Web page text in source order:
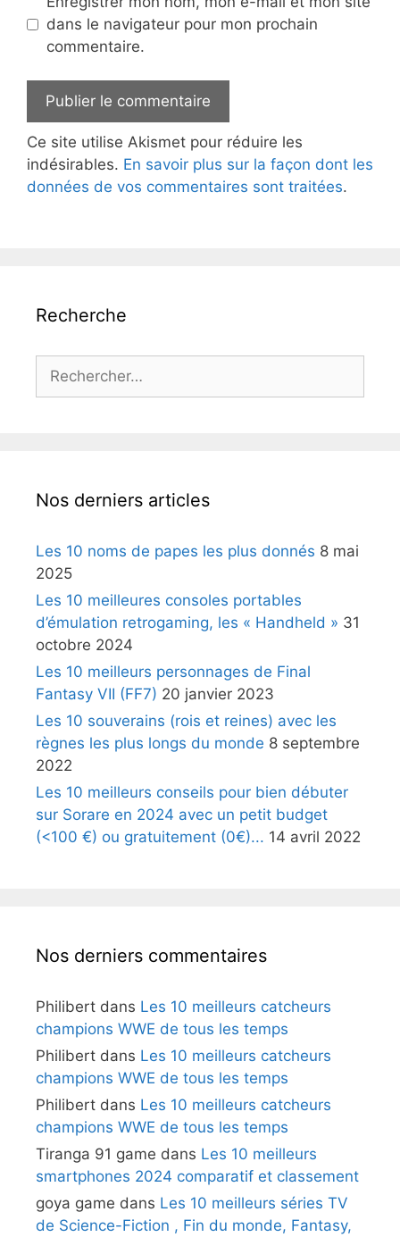
dans le navigateur pour mon prochain
commentaire.
Ce site utilise Akismet pour réduire les
indésirables. En savoir plus sur la façon dont les
données de vos commentaires sont traitées.
Recherche
Nos derniers articles
Les 10 noms de papes les plus donnés 8 mai
2025
Les 10 meilleures consoles portables
d’émulation retrogaming, les « Handheld » 31
octobre 2024
Les 10 meilleurs personnages de Final
Fantasy VII (FF7) 20 janvier 2023
Les 10 souverains (rois et reines) avec les
règnes les plus longs du monde 8 septembre
2022
Les 10 meilleurs conseils pour bien débuter
sur Sorare en 2024 avec un petit budget
(<100 €) ou gratuitement (0€)... 14 avril 2022
Nos derniers commentaires
Philibert dans Les 10 meilleurs catcheurs
champions WWE de tous les temps
Philibert dans Les 10 meilleurs catcheurs
champions WWE de tous les temps
Philibert dans Les 10 meilleurs catcheurs
champions WWE de tous les temps
Tiranga 91 game dans Les 10 meilleurs
smartphones 2024 comparatif et classement
goya game dans Les 10 meilleurs séries TV
de Science-Fiction , Fin du monde, Fantasy,